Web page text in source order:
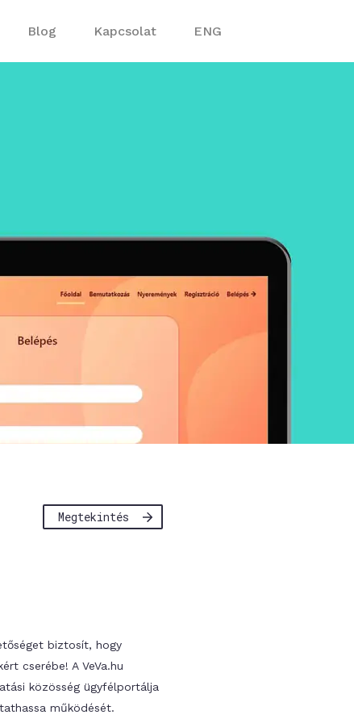
Blog Kapcsolat ENG
Megtekintés
biztosít, hogy
cserébe! A VeVa.hu
közösség ügyfélportálja
működését.